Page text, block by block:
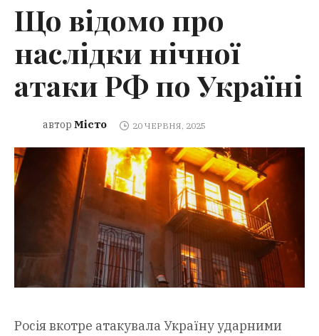
Що відомо про
наслідки нічної
атаки РФ по Україні
автор Місто 20 ЧЕРВНЯ, 2025
Росія вкотре атакувала Україну ударними